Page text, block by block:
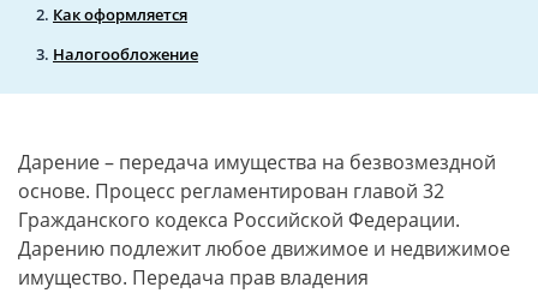
Как оформляется
Налогообложение
Дарение – передача имущества на безвозмездной
основе. Процесс регламентирован главой 32
Гражданского кодекса Российской Федерации.
Дарению подлежит любое движимое и недвижимое
имущество. Передача прав владения